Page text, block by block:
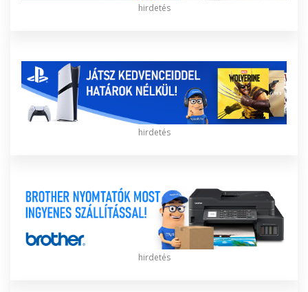
hirdetés
hirdetés
hirdetés